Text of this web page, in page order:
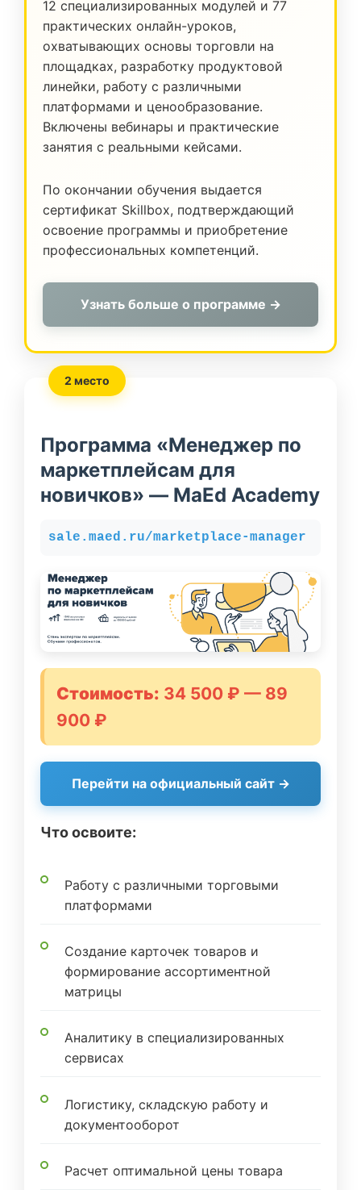
12 специализированных модулей и 77
практических онлайн-уроков,
охватывающих основы торговли на
площадках, разработку продуктовой
линейки, работу с различными
платформами и ценообразование.
Включены вебинары и практические
занятия с реальными кейсами.
По окончании обучения выдается
сертификат Skillbox, подтверждающий
освоение программы и приобретение
профессиональных компетенций.
Узнать больше о программе →
2 место
Программа «Менеджер по
маркетплейсам для
новичков» — MaEd Academy
sale.maed.ru/marketplace-manager
Стоимость: 34 500 ₽ — 89
900 ₽
Перейти на официальный сайт →
Что освоите:
Работу с различными торговыми
платформами
Создание карточек товаров и
формирование ассортиментной
матрицы
Аналитику в специализированных
сервисах
Логистику, складскую работу и
документооборот
Расчет оптимальной цены товара